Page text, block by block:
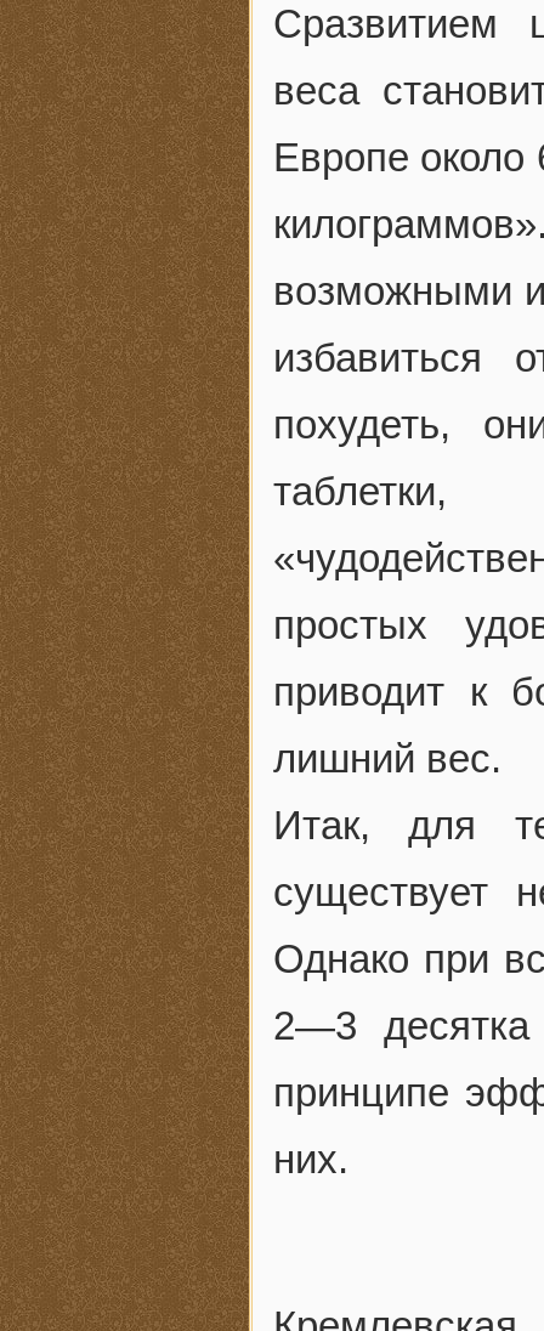
Сразвитием
веса
Европе
возможными
избавиться
похудеть,
простых
приводит к
лишний вес.
Итак, для
существует
Однако при
2—3
принципе
них.